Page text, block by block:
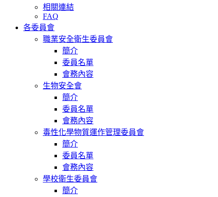
相關連結
FAQ
各委員會
職業安全衛生委員會
簡介
委員名單
會務內容
生物安全會
簡介
委員名單
會務內容
毒性化學物質運作管理委員會
簡介
委員名單
會務內容
學校衛生委員會
簡介